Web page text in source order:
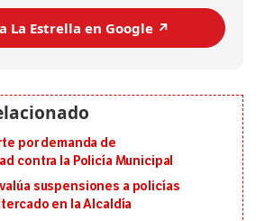
La Estrella en Google ↗️
por demanda de
contra la Policía Municipal
suspensiones a policías
en la Alcaldía